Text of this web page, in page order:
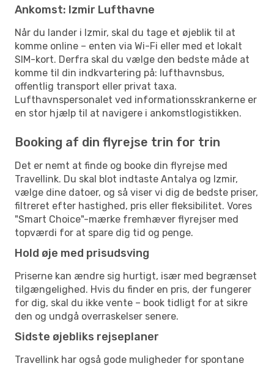
Ankomst: Izmir Lufthavne
Når du lander i Izmir, skal du tage et øjeblik til at
komme online – enten via Wi-Fi eller med et lokalt
SIM-kort. Derfra skal du vælge den bedste måde at
komme til din indkvartering på: lufthavnsbus,
offentlig transport eller privat taxa.
Lufthavnspersonalet ved informationsskrankerne er
en stor hjælp til at navigere i ankomstlogistikken.
Booking af din flyrejse trin for trin
Det er nemt at finde og booke din flyrejse med
Travellink. Du skal blot indtaste Antalya og Izmir,
vælge dine datoer, og så viser vi dig de bedste priser,
filtreret efter hastighed, pris eller fleksibilitet. Vores
"Smart Choice"-mærke fremhæver flyrejser med
topværdi for at spare dig tid og penge.
Hold øje med prisudsving
Priserne kan ændre sig hurtigt, især med begrænset
tilgængelighed. Hvis du finder en pris, der fungerer
for dig, skal du ikke vente – book tidligt for at sikre
den og undgå overraskelser senere.
Sidste øjebliks rejseplaner
Travellink har også gode muligheder for spontane